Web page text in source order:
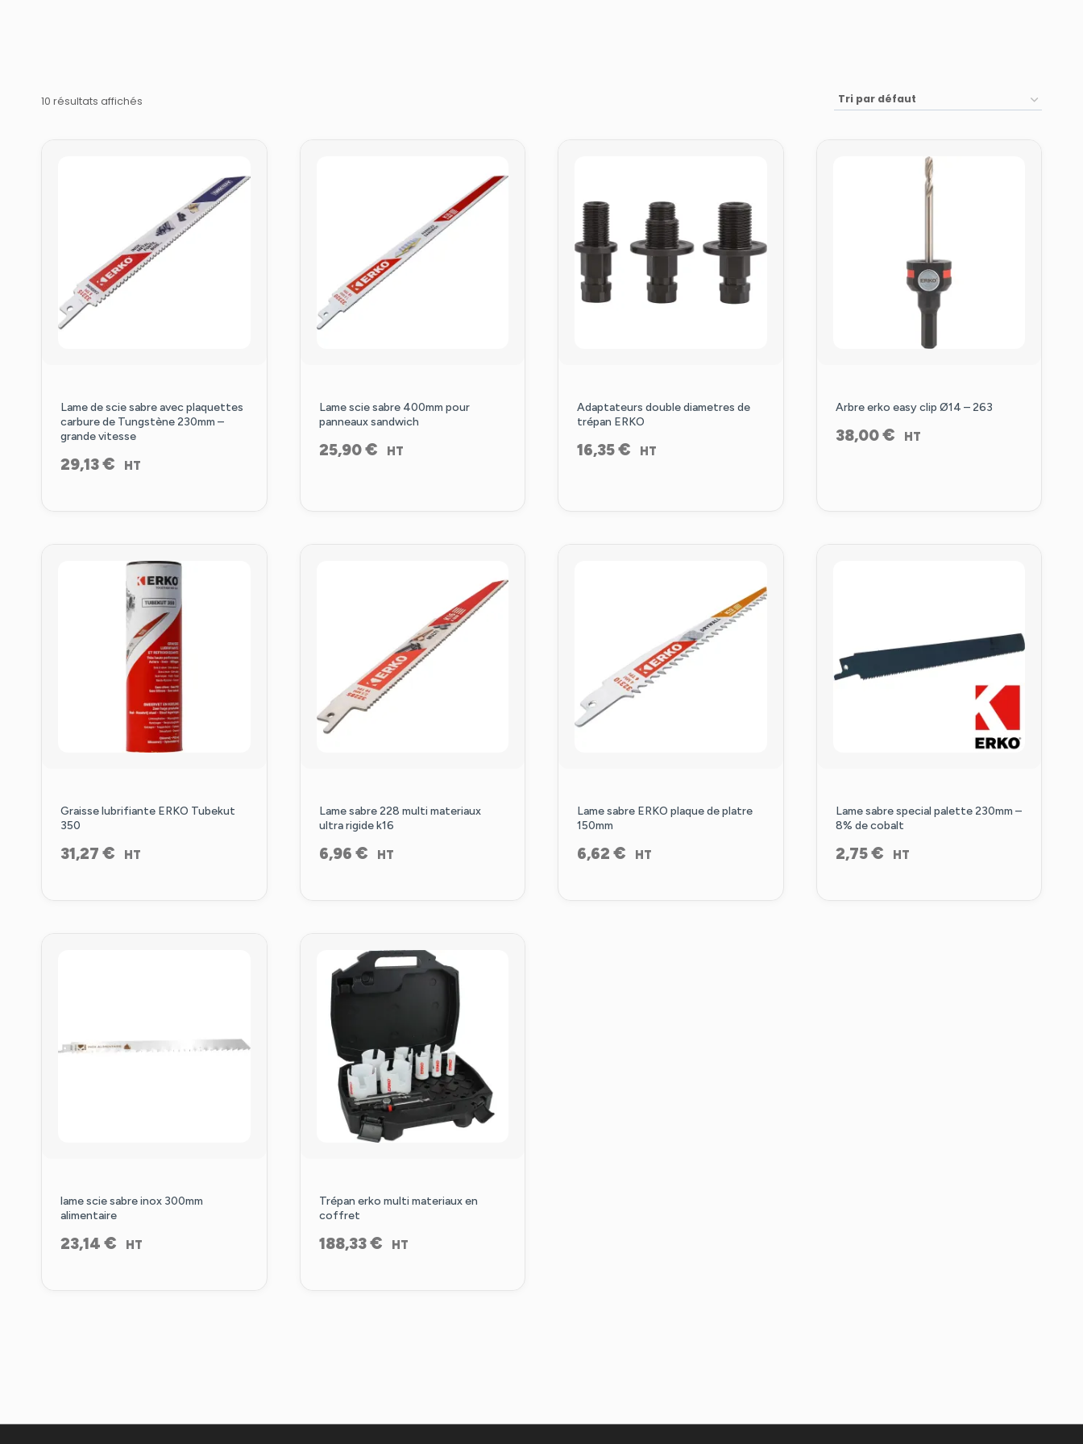
10 résultats affichés
Lame de scie sabre avec plaquettes
carbure de Tungstène 230mm –
grande vitesse
29,13€ HT
Lame scie sabre 400mm pour
panneaux sandwich
25,90€ HT
Adaptateurs double diametres de
trépan ERKO
16,35€ HT
Arbre erko easy clip Ø14 – 263
38,00€ HT
Graisse lubrifiante ERKO Tubekut
350
31,27 € HT
Lame sabre 228 multi materiaux
ultra rigide k16
6,96 € HT
Lame sabre ERKO plaque de platre
150mm
6,62 € HT
Lame sabre special palette 230mm –
8% de cobalt
2,75€ HT
lame scie sabre inox 300mm
alimentaire
23,14 € HT
Trépan erko multi materiaux en
coffret
188,33€ HT